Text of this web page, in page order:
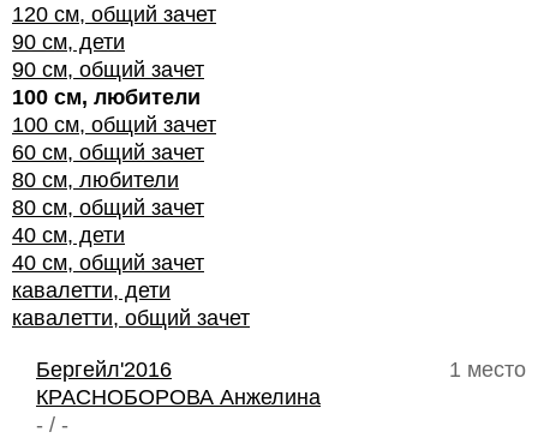
120 см, общий зачет
90 см, дети
90 см, общий зачет
100 см, любители
100 см, общий зачет
60 см, общий зачет
80 см, любители
80 см, общий зачет
40 см, дети
40 см, общий зачет
кавалетти, дети
кавалетти, общий зачет
1 место
Бергейл'2016
КРАСНОБОРОВА Анжелина
- / -